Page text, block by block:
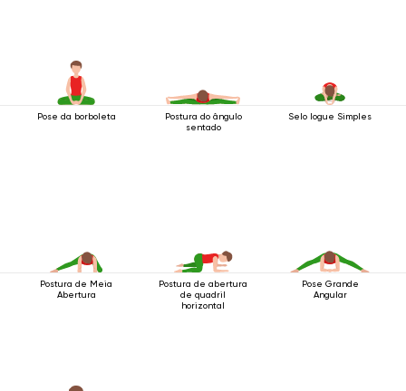
Pose da borboleta
Postura do ângulo
sentado
Selo Iogue Simples
Postura de Meia
Abertura
Postura de abertura
de quadril
horizontal
Pose Grande
Angular